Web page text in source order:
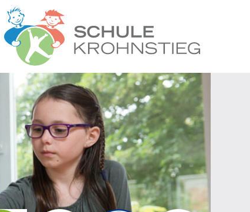
Startseite
Wer wir sind
Was wir tun
Ganztag
Unsere
Kontakt